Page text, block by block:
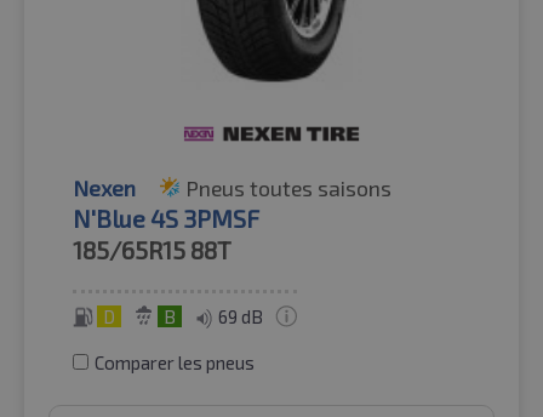
Nexen Pneus toutes saisons
N'Blue 4S 3PMSF
185/65R15 88T
D B 69 dB
Comparer les pneus